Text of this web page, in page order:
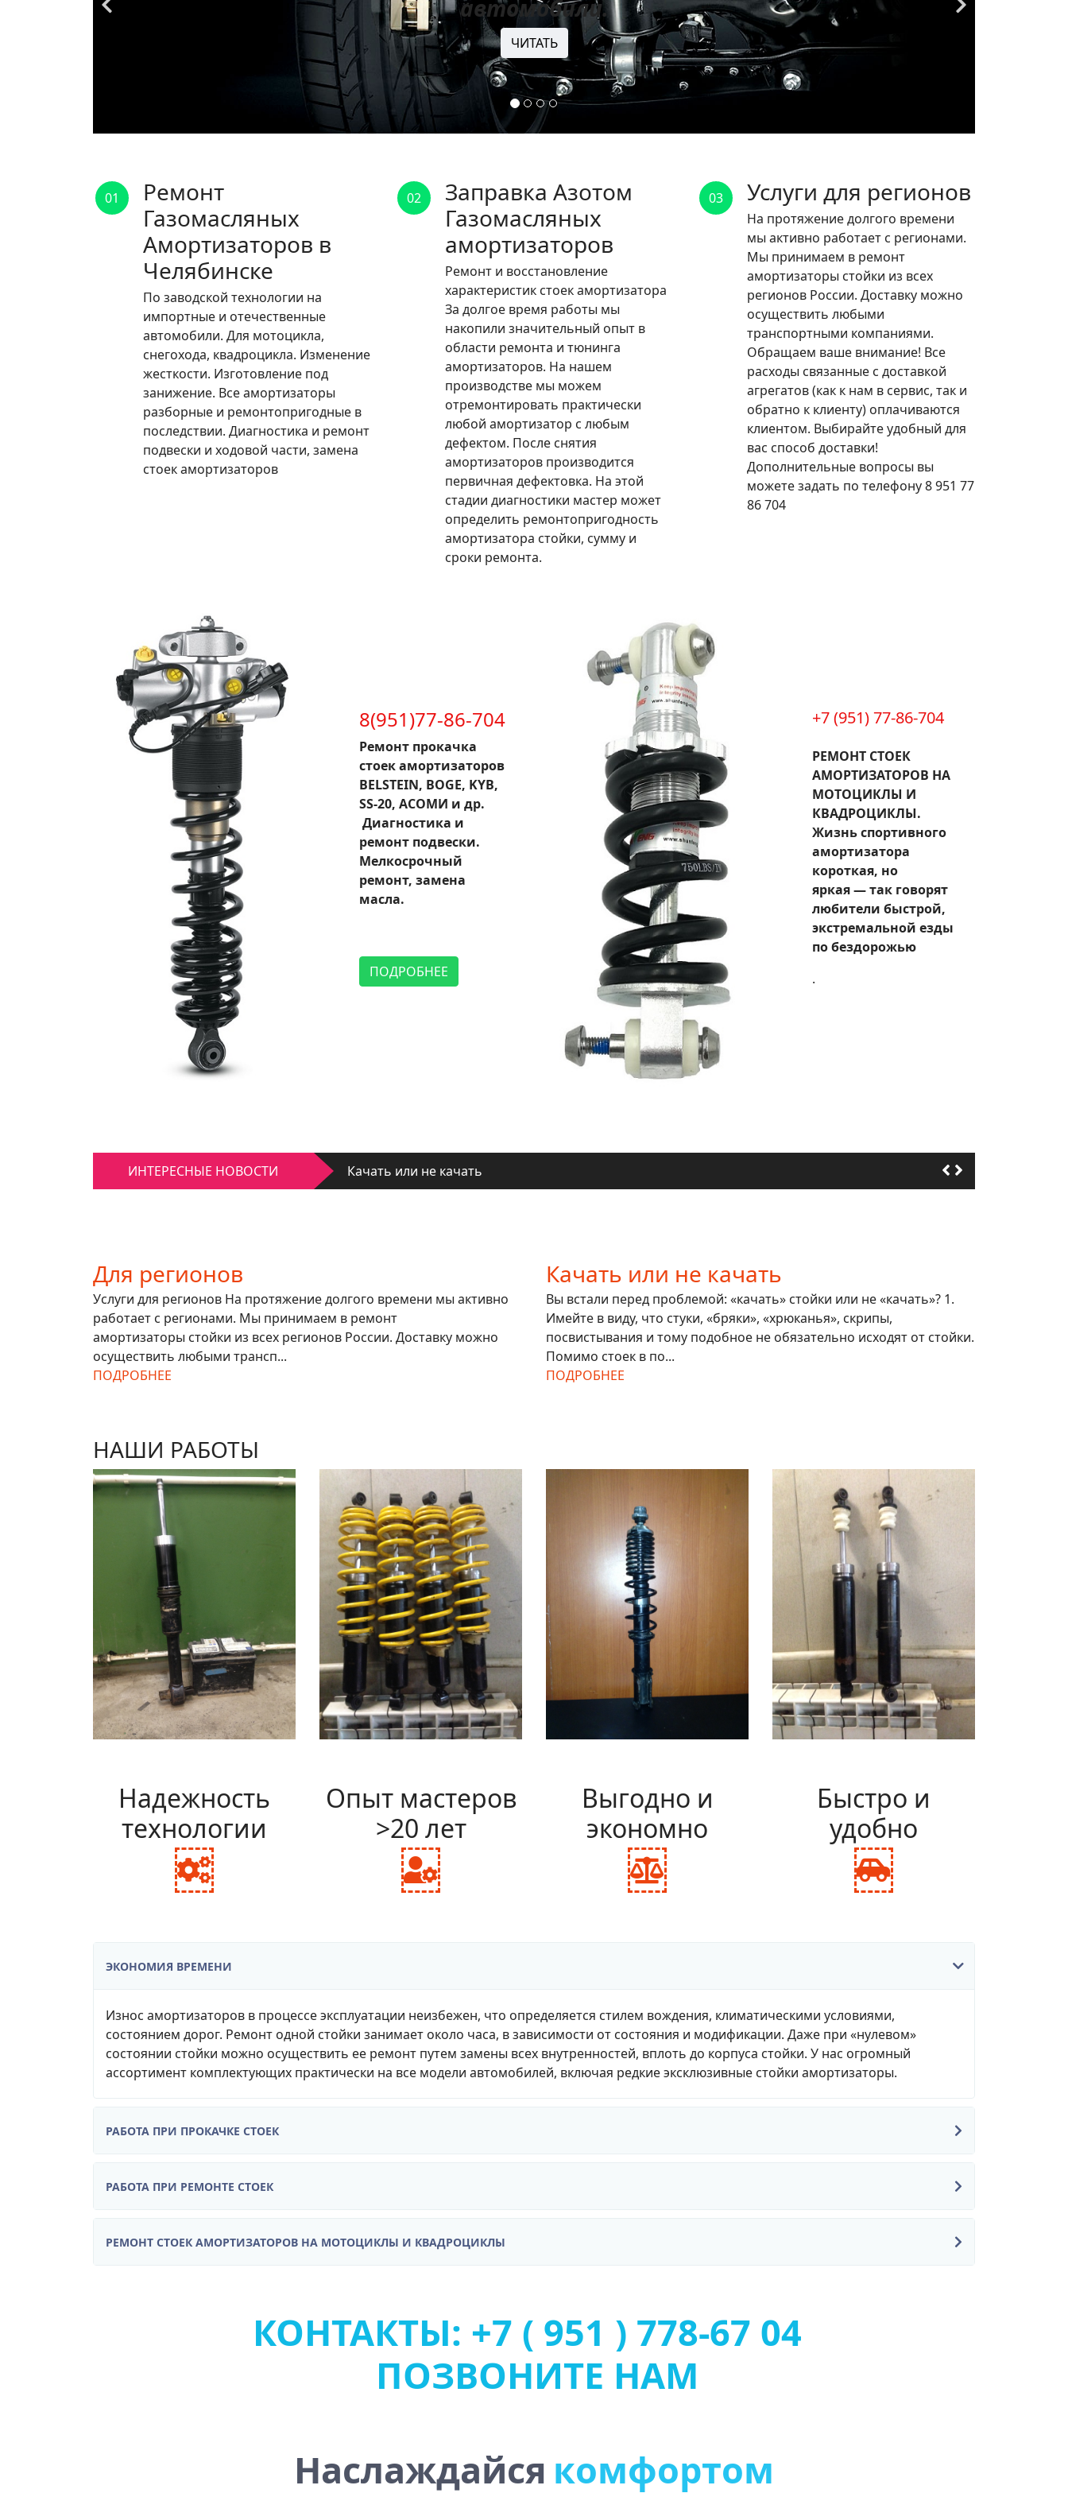
автомобили.
ЧИТАТЬ
01
Ремонт
Газомасляных
Амортизаторов в
Челябинске
По заводской технологии на
импортные и отечественные
автомобили. Для мотоцикла,
снегохода, квадроцикла. Изменение
жесткости. Изготовление под
занижение. Все амортизаторы
разборные и ремонтопригодные в
последствии. Диагностика и ремонт
подвески и ходовой части, замена
стоек амортизаторов
02
Заправка Азотом
Газомасляных
амортизаторов
Ремонт и восстановление
характеристик стоек амортизатора
За долгое время работы мы
накопили значительный опыт в
области ремонта и тюнинга
амортизаторов. На нашем
производстве мы можем
отремонтировать практически
любой амортизатор с любым
дефектом. После снятия
амортизаторов производится
первичная дефектовка. На этой
стадии диагностики мастер может
определить ремонтопригодность
амортизатора стойки, сумму и
сроки ремонта.
03 Услуги для регионов
На протяжение долгого времени
мы активно работает с регионами.
Мы принимаем в ремонт
амортизаторы стойки из всех
регионов России. Доставку можно
осуществить любыми
транспортными компаниями.
Обращаем ваше внимание! Все
расходы связанные с доставкой
агрегатов (как к нам в сервис, так и
обратно к клиенту) оплачиваются
клиентом. Выбирайте удобный для
вас способ доставки!
Дополнительные вопросы вы
можете задать по телефону 8 951 77
86 704
8(951)77-86-704
Ремонт прокачка
стоек амортизаторов
BELSTEIN, BOGE, KYB,
SS-20, АСОМИ и др.
Диагностика и
ремонт подвески.
Мелкосрочный
ремонт, замена
масла.
ПОДРОБНЕЕ
+7 (951) 77-86-704
РЕМОНТ СТОЕК
АМОРТИЗАТОРОВ НА
МОТОЦИКЛЫ И
КВАДРОЦИКЛЫ.
Жизнь спортивного
амортизатора
короткая, но
яркая — так говорят
любители быстрой,
экстремальной езды
по бездорожью
.
ИНТЕРЕСНЫЕ НОВОСТИ Качать или не качать
Для регионов
Услуги для регионов На протяжение долгого времени мы активно
работает с регионами. Мы принимаем в ремонт
амортизаторы стойки из всех регионов России. Доставку можно
осуществить любыми трансп...
ПОДРОБНЕЕ
Качать или не качать
Вы встали перед проблемой: «качать» стойки или не «качать»? 1.
Имейте в виду, что стуки, «бряки», «хрюканья», скрипы,
посвистывания и тому подобное не обязательно исходят от стойки.
Помимо стоек в по...
ПОДРОБНЕЕ
НАШИ РАБОТЫ
Надежность
технологии
fa
Опыт мастеров
>20 лет
fas
Выгодно и
экономно
fas
Быстро и
удобно
fas
ЭКОНОМИЯ ВРЕМЕНИ
Износ амортизаторов в процессе эксплуатации неизбежен, что определяется стилем вождения, климатическими условиями,
состоянием дорог. Ремонт одной стойки занимает около часа, в зависимости от состояния и модификации. Даже при «нулевом»
состоянии стойки можно осуществить ее ремонт путем замены всех внутренностей, вплоть до корпуса стойки. У нас огромный
ассортимент комплектующих практически на все модели автомобилей, включая редкие эксклюзивные стойки амортизаторы.
РАБОТА ПРИ ПРОКАЧКЕ СТОЕК
РАБОТА ПРИ РЕМОНТЕ СТОЕК
РЕМОНТ СТОЕК АМОРТИЗАТОРОВ НА МОТОЦИКЛЫ И КВАДРОЦИКЛЫ
КОНТАКТЫ: +7 ( 951 ) 778-67 04
ПОЗВОНИТЕ НАМ
Наслаждайся комфортом